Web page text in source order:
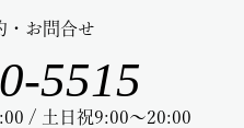
・お問合せ
5515
/ 土日祝9:00～20:00